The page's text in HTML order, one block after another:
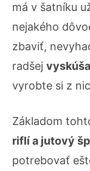
má v šatníku
nejakého
zbaviť,
radšej
vyrobte si z
Základom
riflí a jutový
potrebovať